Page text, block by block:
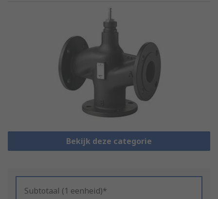
Bekijk deze categorie
Subtotaal (1 eenheid)*